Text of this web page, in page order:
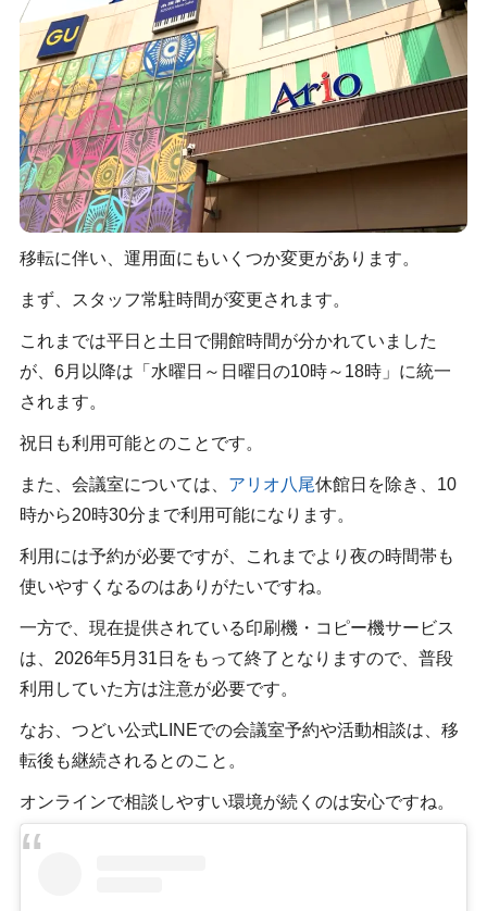
移転に伴い、運用面にもいくつか変更があります。
まず、スタッフ常駐時間が変更されます。
これまでは平日と土日で開館時間が分かれていました
が、6月以降は「水曜日～日曜日の10時～18時」に統一
されます。
祝日も利用可能とのことです。
また、会議室については、 アリオ八尾休館日を除き、10
時から20時30分まで利用可能になります。
利用には予約が必要ですが、これまでより夜の時間帯も
使いやすくなるのはありがたいですね。
一方で、現在提供されている印刷機・コピー機サービス
は、2026年5月31日をもって終了となりますので、普段
利用していた方は注意が必要です。
なお、つどい公式LINEでの会議室予約や活動相談は、移
転後も継続されるとのこと。
オンラインで相談しやすい環境が続くのは安心ですね。